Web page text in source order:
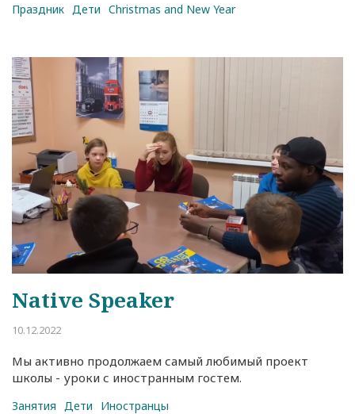
Праздник Дети Christmas and New Year
Native Speaker
10.12.2022
Мы активно продолжаем самый любимый проект
школы - уроки с иностранным гостем.
Занятия Дети Иностранцы